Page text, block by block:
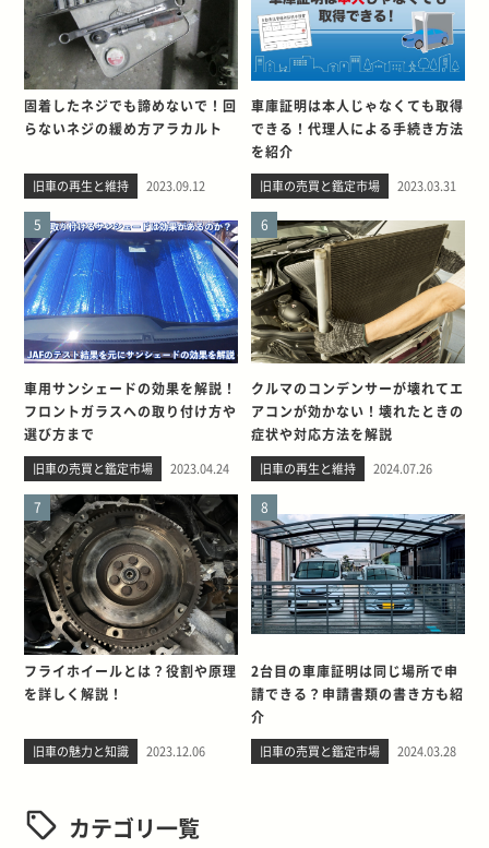
固着したネジでも諦めないで！回
らないネジの緩め方アラカルト
旧車の再生と維持 2023.09.12
車庫証明は本人じゃなくても取得
できる！代理人による手続き方法
を紹介
旧車の売買と鑑定市場 2023.03.31
5
車用サンシェードの効果を解説！
フロントガラスへの取り付け方や
選び方まで
旧車の売買と鑑定市場 2023.04.24
6
クルマのコンデンサーが壊れてエ
アコンが効かない！壊れたときの
症状や対応方法を解説
旧車の再生と維持 2024.07.26
7
フライホイールとは？役割や原理
を詳しく解説！
旧車の魅力と知識 2023.12.06
8
2台目の車庫証明は同じ場所で申
請できる？申請書類の書き方も紹
介
旧車の売買と鑑定市場 2024.03.28
カテゴリ一覧